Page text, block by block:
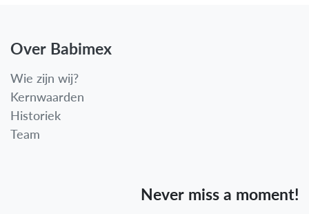
Over Babimex
Wie zijn wij?
Kernwaarden
Historiek
Team
Never miss a moment!